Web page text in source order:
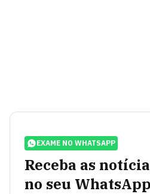
EXAME NO WHATSAPP
Receba as
no seu WhatsApp